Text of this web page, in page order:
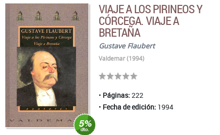
VIAJE A LOS PIRINEOS Y
CÓRCEGA. VIAJE A
BRETAÑA
Gustave Flaubert
Valdemar (1994)
Páginas: 222
Fecha de edición: 1994